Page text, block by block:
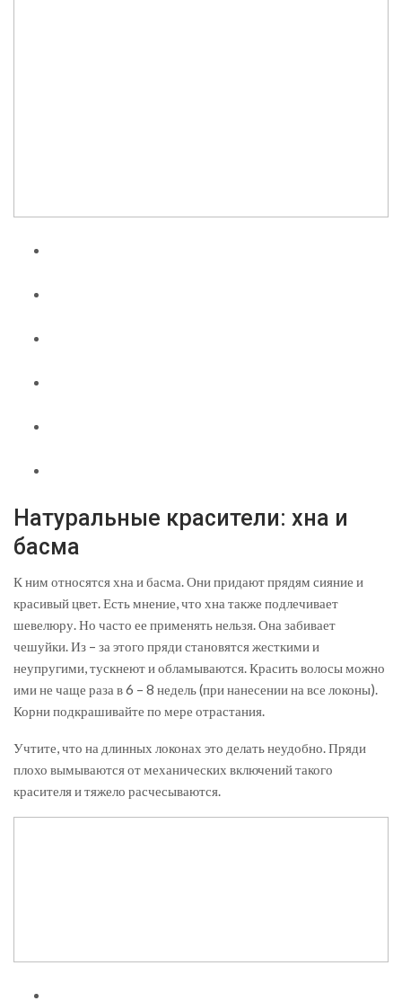
Натуральные красители: хна и
басма
К ним относятся хна и басма. Они придают прядям сияние и
красивый цвет. Есть мнение, что хна также подлечивает
шевелюру. Но часто ее применять нельзя. Она забивает
чешуйки. Из – за этого пряди становятся жесткими и
неупругими, тускнеют и обламываются. Красить волосы можно
ими не чаще раза в 6 – 8 недель (при нанесении на все локоны).
Корни подкрашивайте по мере отрастания.
Учтите, что на длинных локонах это делать неудобно. Пряди
плохо вымываются от механических включений такого
красителя и тяжело расчесываются.